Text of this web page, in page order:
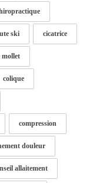
ski cicatrice
mollet
colique
compression
douleur
allaitement